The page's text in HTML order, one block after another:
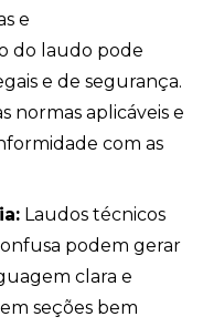
e
do laudo pode
e de segurança.
normas aplicáveis e
com as
Laudos técnicos
podem gerar
clara e
seções bem